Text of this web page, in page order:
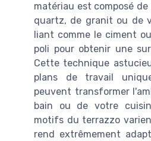
matériau est composé
quartz, de granit ou de
liant comme le ciment
poli pour obtenir une
Cette technique
plans de travail
peuvent transformer
bain ou de votre
motifs du terrazzo
rend extrêmement